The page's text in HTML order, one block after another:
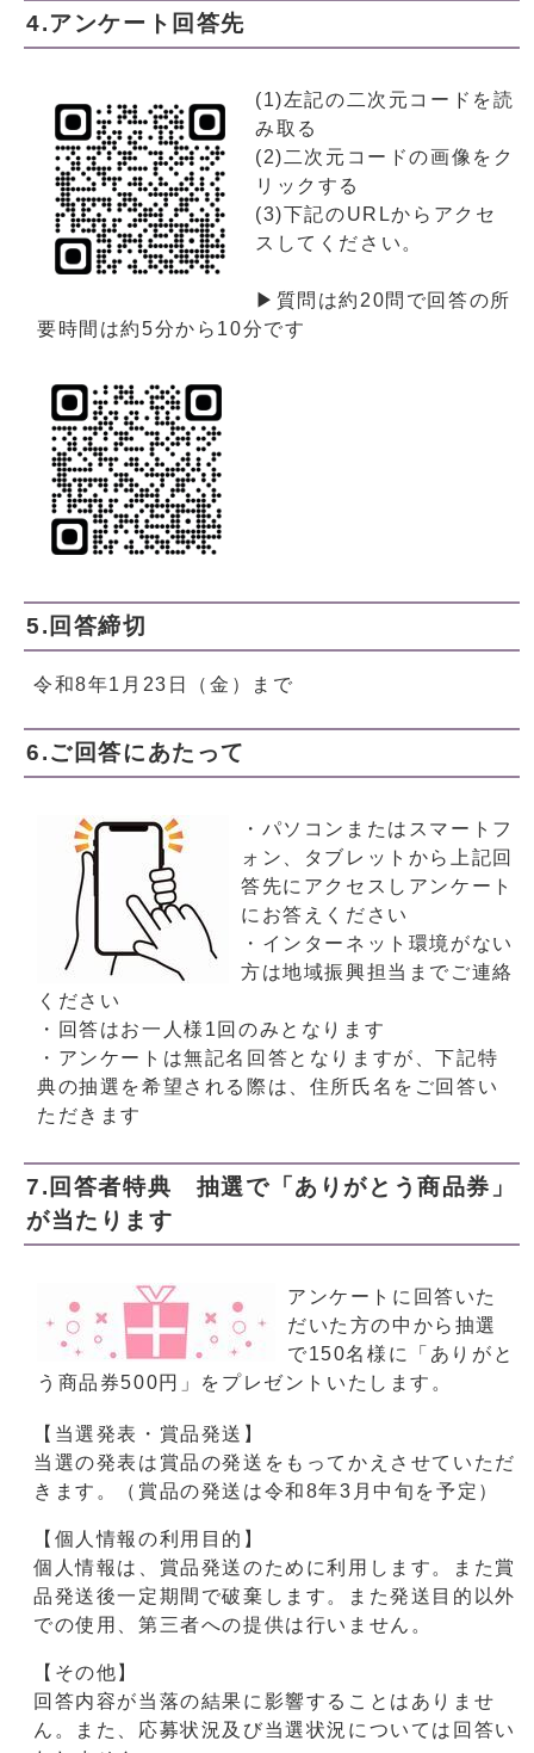
4.アンケート回答先
(1)左記の二次元コードを読
み取る
(2)二次元コードの画像をク
リックする
(3)下記のURLからアクセ
スしてください。
▶質問は約20問で回答の所
要時間は約5分から10分です
5.回答締切
令和8年1月23日（金）まで
6.ご回答にあたって
・パソコンまたはスマートフ
ォン、タブレットから上記回
答先にアクセスしアンケート
にお答えください
・インターネット環境がない
方は地域振興担当までご連絡
ください
・回答はお一人様1回のみとなります
・アンケートは無記名回答となりますが、下記特
典の抽選を希望される際は、住所氏名をご回答い
ただきます
7.回答者特典 抽選で「ありがとう商品券」
が当たります
アンケートに回答いた
だいた方の中から抽選
で150名様に「ありがと
う商品券500円」をプレゼントいたします。
【当選発表・賞品発送】
当選の発表は賞品の発送をもってかえさせていただ
きます。（賞品の発送は令和8年3月中旬を予定）
【個人情報の利用目的】
個人情報は、賞品発送のために利用します。また賞
品発送後一定期間で破棄します。また発送目的以外
での使用、第三者への提供は行いません。
【その他】
回答内容が当落の結果に影響することはありませ
ん。また、応募状況及び当選状況については回答い